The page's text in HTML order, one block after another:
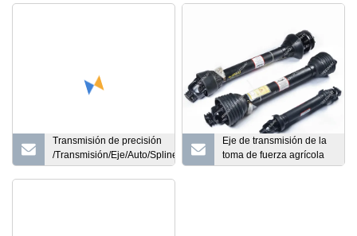
Transmisión de precisión
/Transmisión/Eje/Auto/Spline/Piezas
de maquinaria/ Engranaje del rotor
Eje moleteado de mecanizado
Eje de transmisión de la
toma de fuerza agrícola
para excavadoras y